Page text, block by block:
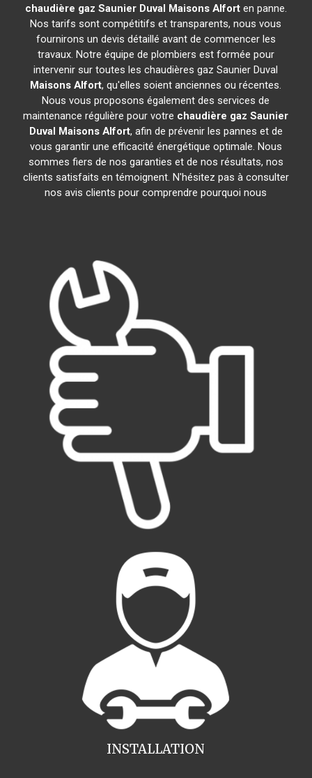
chaudière gaz Saunier Duval Maisons Alforten panne.
Nos tarifs sont compétitifs et transparents, nous vous
fournirons un devis détaillé avant de commencer les
travaux. Notre équipe de plombiers est formée pour
intervenir sur toutes les chaudières gaz Saunier Duval
Maisons Alfort, qu'elles soient anciennes ou récentes.
Nous vous proposons également des services de
maintenance régulière pour votre chaudière gaz Saunier
Duval Maisons Alfort, afin de prévenir les pannes et de
vous garantir une efficacité énergétique optimale. Nous
sommes fiers de nos garanties et de nos résultats, nos
clients satisfaits en témoignent. N'hésitez pas à consulter
nos avis clients pour comprendre pourquoi nous
INSTALLATION